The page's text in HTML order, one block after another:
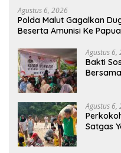
Agustus 6, 2026
Polda Malut Gagalkan
Beserta Amunisi Ke
Agustus 6,
Bakti
Agustus 6,
Satgas